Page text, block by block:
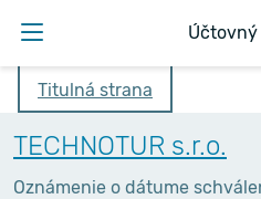
Titulná strana
TECHNOTUR s.r.o.
Oznámenie o dátume